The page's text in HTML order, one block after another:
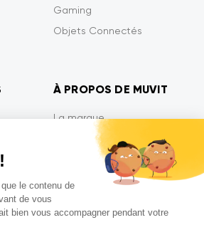
le contenu de
de vous
bien vous accompagner pendant votre
Gaming
Objets Connectés
À PROPOS DE MUVIT
La marque
Confidentialité
Contactez-nous